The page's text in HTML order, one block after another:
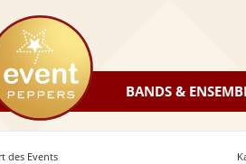
BANDS &
des Events